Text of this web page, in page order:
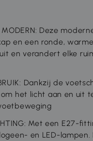
MODERN: Deze
en een ronde,
en verandert elke
Dankzij de
het licht aan en uit
Met een E27-
en LED-